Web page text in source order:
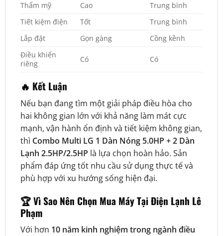
Thẩm mỹ
Cao
Trung bình
Tiết kiệm điện
Tốt
Trung bình
Lắp đặt
Gọn gàng
Cồng kềnh
Điều khiển
riêng
Có Có
🔥 Kết Luận
Nếu bạn đang tìm một giải pháp điều hòa cho
hai không gian lớn với khả năng làm mát cực
mạnh, vận hành ổn định và tiết kiệm không gian,
thì Combo Multi LG 1 Dàn Nóng 5.0HP + 2 Dàn
Lạnh 2.5HP/2.5HP là lựa chọn hoàn hảo. Sản
phẩm đáp ứng tốt nhu cầu sử dụng thực tế và
phù hợp với xu hướng sống hiện đại.
🏆Vì Sao Nên Chọn Mua Máy Tại Điện Lạnh Lê
Phạm
Với hơn 10 năm kinh nghiệm trong ngành điều